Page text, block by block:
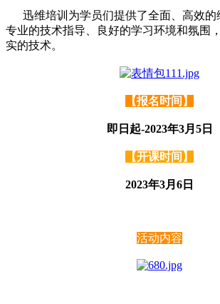
迅维培训为学员们提供了全面、高效的
专业的技术指导、良好的学习环境和氛围
实的技术。
【报名时间】
即日起-2023年3月5日
【开课时间】
2023年3月6日
活动内容